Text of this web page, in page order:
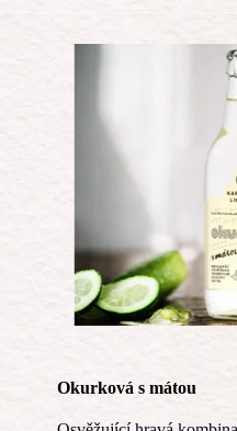
Okurková s mátou